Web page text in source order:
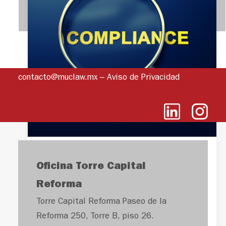
PREVENCIÓN DEL
RIESGO JURÍDICO
EN MATERIA
PENAL POR PARTE
contacto@muclaw.mx– Aviso de Privacidad
Oficina Torre Capital
Reforma
Torre Capital Reforma Paseo de la
Reforma 250, Torre B, piso 26.